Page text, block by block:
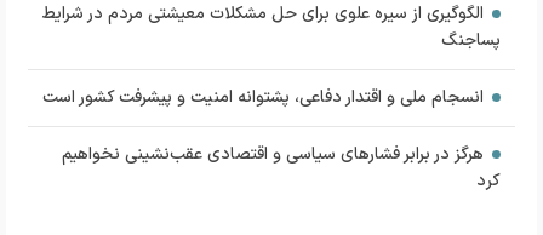
الگوگیری از سیره علوی برای حل مشکلات معیشتی مردم در شرایط
پساجنگ
انسجام ملی و اقتدار دفاعی، پشتوانه امنیت و پیشرفت کشور است
هرگز در برابر فشارهای سیاسی و اقتصادی ‌عقب‌نشینی نخواهیم
کرد